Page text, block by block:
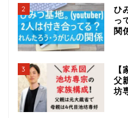
2
ひ
っ
関
3
【
父
坊